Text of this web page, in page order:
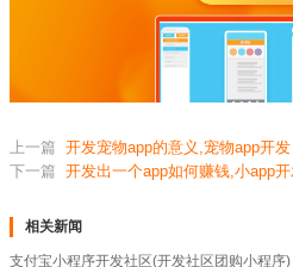
上一篇 开发宠物app的意义,宠物app开发
下一篇 开发出一个app如何赚钱,小app
相关新闻
支付宝小程序开发社区(开发社区团购小程序)